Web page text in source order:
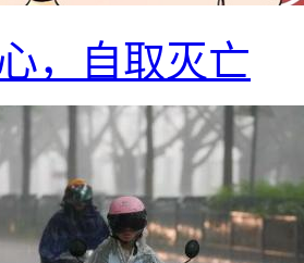
，自取灭亡